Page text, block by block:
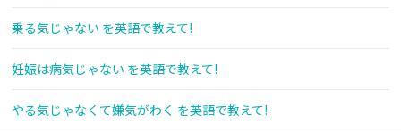
乗る気じゃない を英語で教えて!
妊娠は病気じゃない を英語で教えて!
やる気じゃなくて嫌気がわく を英語で教えて!